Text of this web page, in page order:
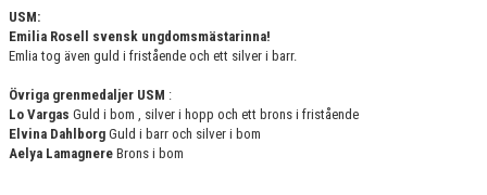
USM:
Emilia Rosell svensk ungdomsmästarinna!
Emlia tog även guld i fristående och ett silver i barr.
Övriga grenmedaljer USM :
Lo Vargas Guld i bom , silver i hopp och ett brons i fristående
Elvina Dahlborg Guld i barr och silver i bom
Aelya Lamagnere Brons i bom